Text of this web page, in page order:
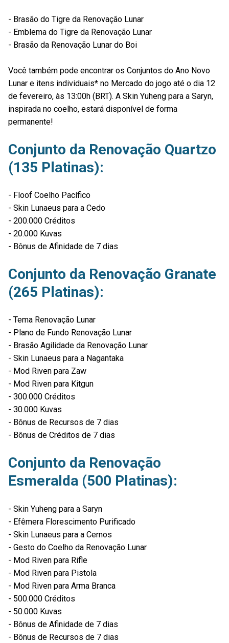
- Brasão do Tigre da Renovação Lunar
- Emblema do Tigre da Renovação Lunar
- Brasão da Renovação Lunar do Boi
Você também pode encontrar os Conjuntos do Ano Novo
Lunar e itens individuais* no Mercado do jogo até o dia 12
de fevereiro, às 13:00h (BRT). A Skin Yuheng para a Saryn,
inspirada no coelho, estará disponível de forma
permanente!
Conjunto da Renovação Quartzo
(135 Platinas):
- Floof Coelho Pacífico
- Skin Lunaeus para a Cedo
- 200.000 Créditos
- 20.000 Kuvas
- Bônus de Afinidade de 7 dias
Conjunto da Renovação Granate
(265 Platinas):
- Tema Renovação Lunar
- Plano de Fundo Renovação Lunar
- Brasão Agilidade da Renovação Lunar
- Skin Lunaeus para a Nagantaka
- Mod Riven para Zaw
- Mod Riven para Kitgun
- 300.000 Créditos
- 30.000 Kuvas
- Bônus de Recursos de 7 dias
- Bônus de Créditos de 7 dias
Conjunto da Renovação
Esmeralda (500 Platinas):
- Skin Yuheng para a Saryn
- Efêmera Florescimento Purificado
- Skin Lunaeus para a Cernos
- Gesto do Coelho da Renovação Lunar
- Mod Riven para Rifle
- Mod Riven para Pistola
- Mod Riven para Arma Branca
- 500.000 Créditos
- 50.000 Kuvas
- Bônus de Afinidade de 7 dias
- Bônus de Recursos de 7 dias